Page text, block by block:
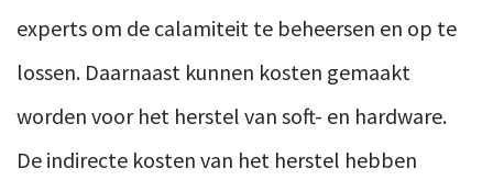
experts om de calamiteit te beheersen en op te
lossen. Daarnaast kunnen kosten gemaakt
worden voor het herstel van soft- en hardware.
De indirecte kosten van het herstel hebben